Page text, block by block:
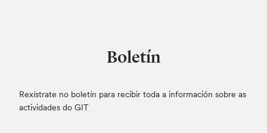
Boletín
Rexístrate no boletín para recibir toda a información sobre as
actividades do GIT